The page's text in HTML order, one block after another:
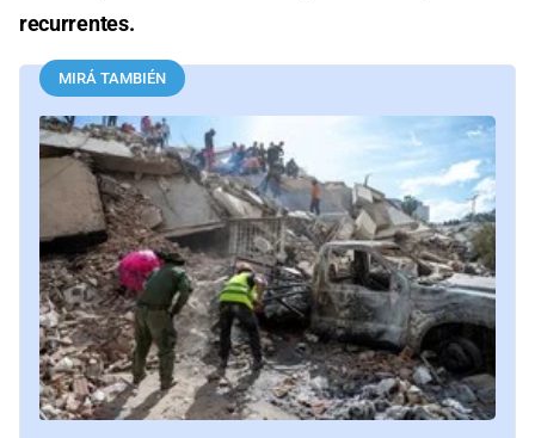
recurrentes.
MIRÁ TAMBIÉN